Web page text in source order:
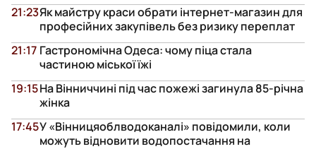
Як майстру краси обрати інтернет-магазин для
професійних закупівель без ризику переплат
21:23
Гастрономічна Одеса: чому піца стала
частиною міської їжі
21:17
На Вінниччині під час пожежі загинула 85-річна
жінка
19:15
У «Вінницяоблводоканалі» повідомили, коли
можуть відновити водопостачання на
17:45